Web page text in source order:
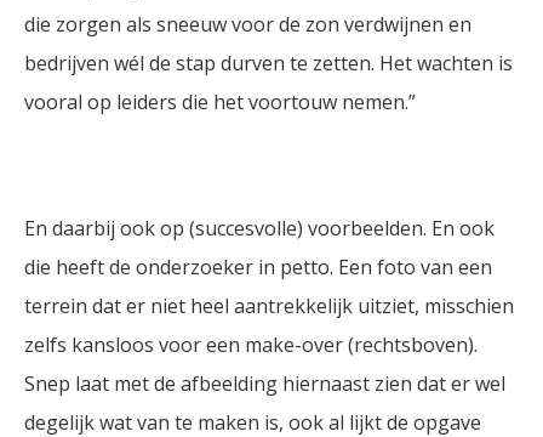
die zorgen als sneeuw voor de zon verdwijnen en
bedrijven wél de stap durven te zetten. Het wachten is
vooral op leiders die het voortouw nemen.”
En daarbij ook op (succesvolle) voorbeelden. En ook
die heeft de onderzoeker in petto. Een foto van een
terrein dat er niet heel aantrekkelijk uitziet, misschien
zelfs kansloos voor een make-over (rechtsboven).
Snep laat met de afbeelding hiernaast zien dat er wel
degelijk wat van te maken is, ook al lijkt de opgave